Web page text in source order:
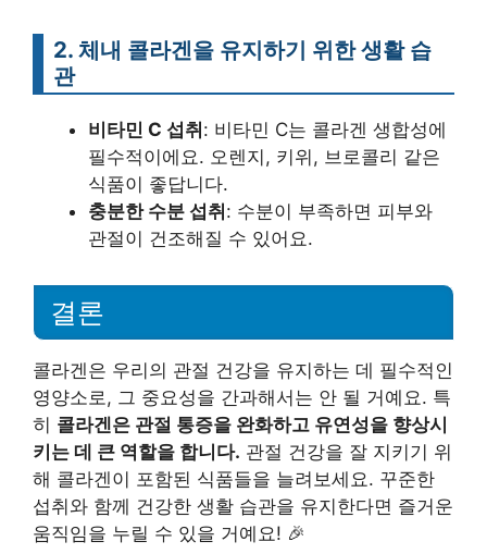
2. 체내 콜라겐을 유지하기 위한 생활 습
관
비타민 C 섭취 : 비타민 C는 콜라겐 생합성에
필수적이에요. 오렌지, 키위, 브로콜리 같은
식품이 좋답니다.
충분한 수분 섭취 : 수분이 부족하면 피부와
관절이 건조해질 수 있어요.
결론
콜라겐은 우리의 관절 건강을 유지하는 데 필수적인
영양소로, 그 중요성을 간과해서는 안 될 거예요. 특
히 콜라겐은 관절 통증을 완화하고 유연성을 향상시
키는 데 큰 역할을 합니다. 관절 건강을 잘 지키기 위
해 콜라겐이 포함된 식품들을 늘려보세요. 꾸준한
섭취와 함께 건강한 생활 습관을 유지한다면 즐거운
움직임을 누릴 수 있을 거예요! 🎉